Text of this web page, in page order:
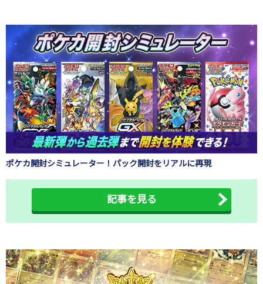
ポケカ開封シミュレーター！パック開封をリアルに再現
記事を見る